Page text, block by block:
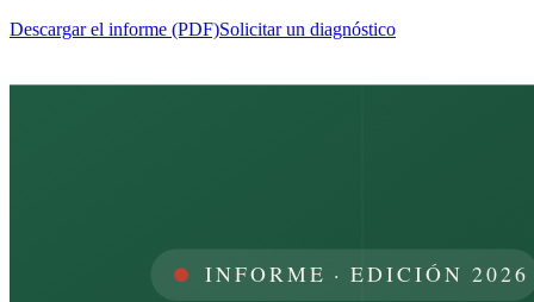
Descargar el informe (PDF)Solicitar un diagnóstico